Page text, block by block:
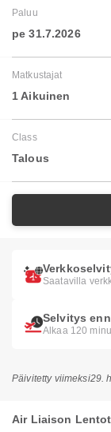
Paluu
pe 31.7.2026
Matkustajat
1 Aikuinen
Class
Talous
Saatavilla
Selvitys
Alkaa 120
Päivitetty viimeksi29.
Air Liaison